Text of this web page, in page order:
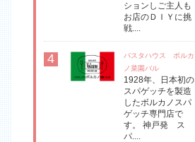
ションしご主人も
お店のＤＩＹに挑
戦....
4
パスタハウス ボルカ
ノ菜園バル
1928年、日本初の
スパゲッチを製造
したボルカノスパ
ゲッチ専門店で
す。 神戸発 ス
パ....